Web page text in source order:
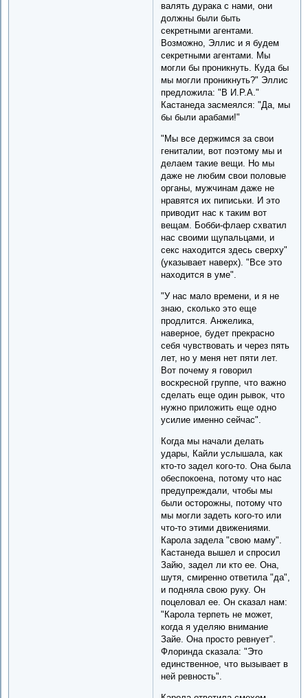
валять дурака с нами, они
должны были быть
секретными агентами.
Возможно, Эллис и я будем
секретными агентами. Мы
могли бы проникнуть. Куда бы
мы могли проникнуть?" Эллис
предложила: "В И.Р.А."
Кастанеда засмеялся: "Да, мы
бы были арабами!"
"Мы все держимся за свои
гениталии, вот поэтому мы и
делаем такие вещи. Но мы
даже не любим свои половые
органы, мужчинам даже не
нравятся их пиписьки. И это
приводит нас к таким вот
вещам. Бобби-флаер схватил
нас своими щупальцами, и
секс находится здесь сверху"
(указывает наверх). "Все это
находится в уме".
"У нас мало времени, и я не
знаю, сколько это еще
продлится. Анжелика,
наверное, будет прекрасно
себя чувствовать и через пять
лет, но у меня нет пяти лет.
Вот почему я говорил
воскресной группе, что важно
сделать еще один рывок, что
нужно приложить еще одно
усилие именно сейчас".
Когда мы начали делать
удары, Кайли услышала, как
кто-то задел кого-то. Она была
обеспокоена, потому что нас
предупреждали, чтобы мы
были осторожны, потому что
мы могли задеть кого-то или
что-то этими движениями.
Карола задела "свою маму".
Кастанеда вышел и спросил
Зайю, задел ли кто ее. Она,
шутя, смиренно ответила "да",
и подняла свою руку. Он
поцеловал ее. Он сказал нам:
"Карола терпеть не может,
когда я уделяю внимание
Зайе. Она просто ревнует".
Флоринда сказала: "Это
единственное, что вызывает в
ней ревность".